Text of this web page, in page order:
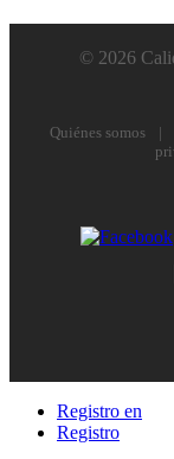
© 2026
Quiénes somos |
Registro en
Registro